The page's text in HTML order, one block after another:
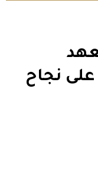
على نجاح